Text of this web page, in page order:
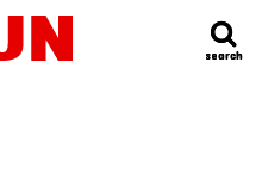
search
search
明日の運勢ランキング 今週の運勢